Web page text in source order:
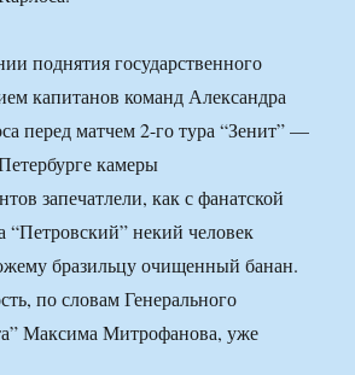
поднятия государственного
капитанов команд Александра
перед матчем 2-го тура “Зенит” —
камеры
запечатлели, как с фанатской
“Петровский” некий человек
бразильцу очищенный банан.
по словам Генерального
Максима Митрофанова, уже